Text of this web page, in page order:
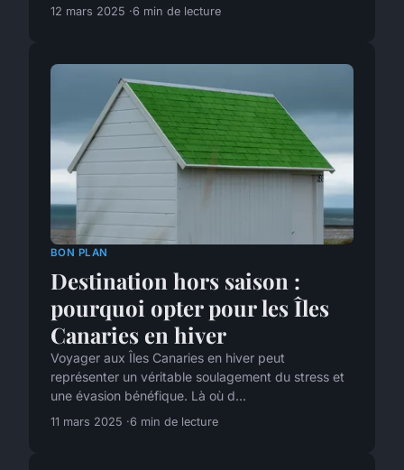
12 mars 2025 6 min de lecture
BON PLAN
Destination hors saison :
pourquoi opter pour les Îles
Canaries en hiver
Voyager aux Îles Canaries en hiver peut
représenter un véritable soulagement du stress et
une évasion bénéfique. Là où d...
11 mars 2025 6 min de lecture